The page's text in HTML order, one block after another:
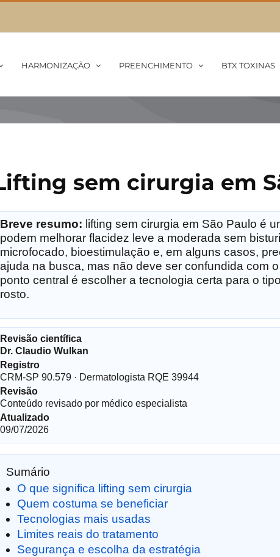
HARMONIZAÇÃO PREENCHIMENTO BTX TOXINAS
sem cirurgia em
Breve resumo: lifting sem cirurgia em São Paulo é
podem melhorar flacidez leve a moderada sem
microfocado, bioestimulação e, em alguns casos,
ajuda na busca, mas não deve ser confundida com
ponto central é escolher a tecnologia certa para o
rosto.
Revisão científica
Dr. Claudio Wulkan
Registro
CRM-SP 90.579 · Dermatologista RQE 39944
Revisão
Conteúdo revisado por médico especialista
Atualizado
09/07/2026
Sumário
O que significa lifting sem cirurgia
Quem costuma se beneficiar
Tecnologias mais usadas
Limites reais do tratamento
Segurança e escolha da estratégia